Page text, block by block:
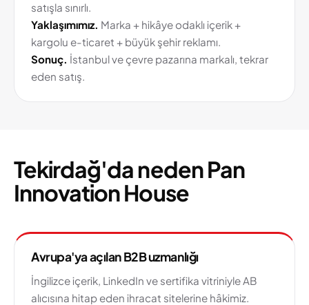
satışla sınırlı.
Yaklaşımımız. Marka + hikâye odaklı içerik +
kargolu e-ticaret + büyük şehir reklamı.
Sonuç. İstanbul ve çevre pazarına markalı, tekrar
eden satış.
Tekirdağ'da neden Pan
Innovation House
Avrupa'ya açılan B2B uzmanlığı
İngilizce içerik, LinkedIn ve sertifika vitriniyle AB
alıcısına hitap eden ihracat sitelerine hâkimiz.